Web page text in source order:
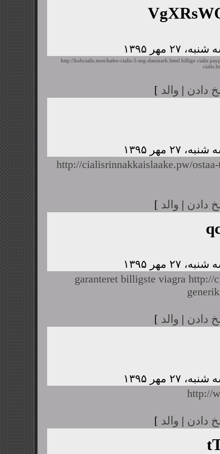
http://kobcialis.men/købe-cialis-5-mg-danmark.html billige cialis
دادن | والد ]
http://cialisrinnakkaislaake.pw/
دادن | والد ]
garanteret billigste viagra http://
دادن | والد ]
http://
دادن | والد ]